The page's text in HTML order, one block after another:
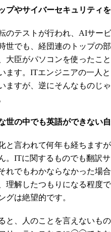
プやサイバーセキュリティ
のテストが行われ、AIサー
世でも、経団連のトップの
大臣がパソコンを使ったこ
ます。ITエンジニアの一人
ますが、逆にそんなものじ
世の中でも英語ができない
と言われて何年も経ちます
。ITに関するものでも翻訳
れでもわかならなかった場
理解したつもりになる程度
グは絶望的です。
と、人のことを言えないも